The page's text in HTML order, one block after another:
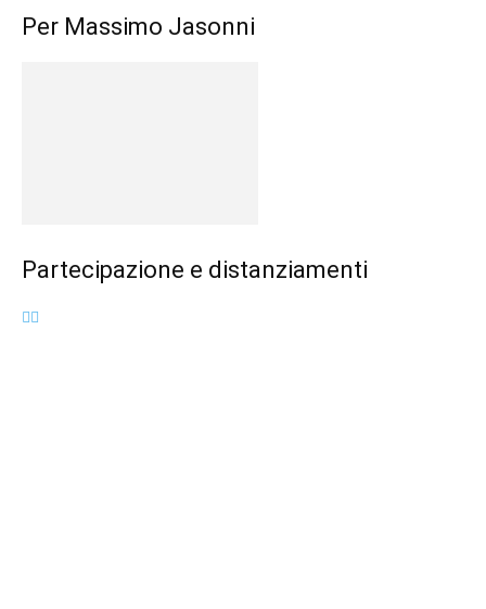
Per Massimo Jasonni
Partecipazione e distanziamenti